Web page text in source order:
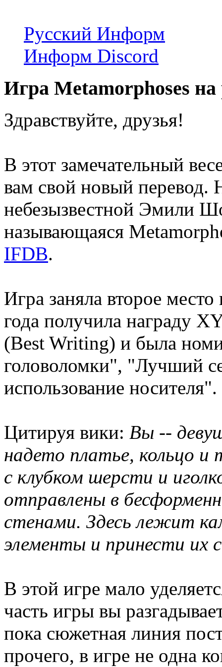
Русский Информ
Информ Discord
Игра Metamorphoses на
Здравствуйте, друзья!
В этот замечательный
вам свой новый перевод.
небезызвестной Эмили
называющаяся
IFDB.
Игра заняла второе
года получила награду
(Best Writing) и была
головоломки", "Лучший
использование носителя".
Цитируя вики: Вы --
надето платье, кольцо и
с клубком шерсти и
отправлены в
стенами. Здесь лежит
элементы и принести их
В этой игре мало
часть игры вы
пока сюжетная линия
прочего, в игре не одна